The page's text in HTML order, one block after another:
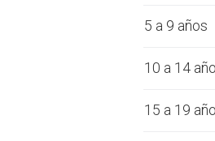
5 a 9 años
10 a 14
15 a 19